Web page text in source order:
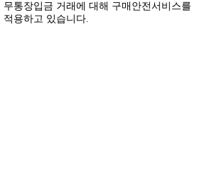
무통장입금 거래에 대해 구매안전서비스를
적용하고 있습니다.